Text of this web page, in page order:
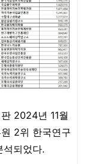
2024년 11월
2위 한국연구
되었다.​​​